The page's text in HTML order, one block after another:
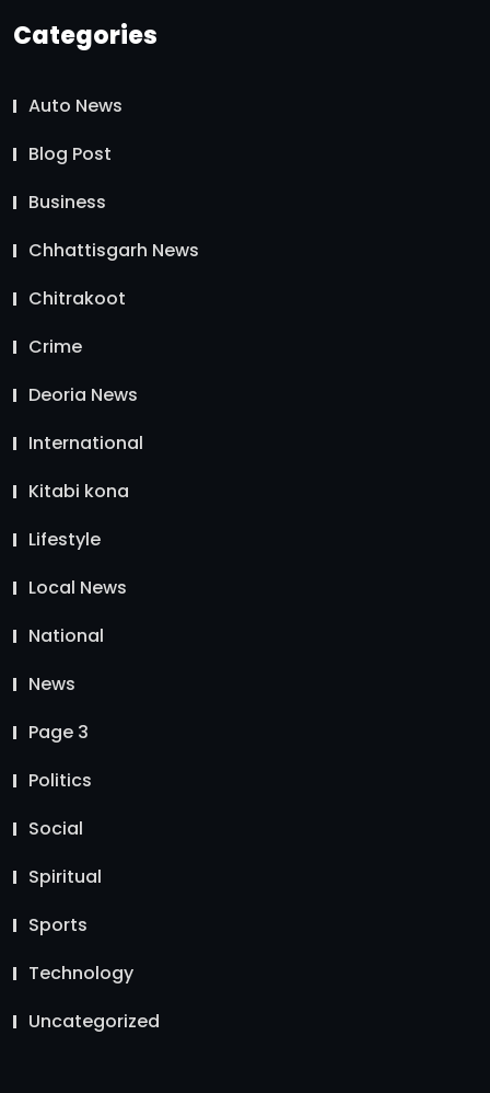
Categories
Auto News
Blog Post
Business
Chhattisgarh News
Chitrakoot
Crime
Deoria News
International
Kitabi kona
Lifestyle
Local News
National
News
Page 3
Politics
Social
Spiritual
Sports
Technology
Uncategorized